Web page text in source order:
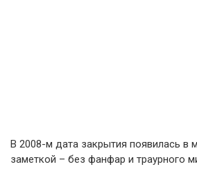
В 2008-м дата закрытия появилась в
заметкой – без фанфар и траурного